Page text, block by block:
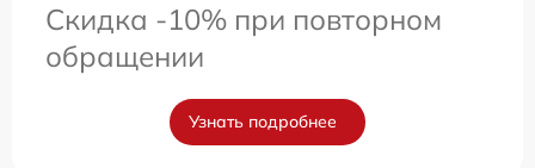
Скидка -10% при повторном
обращении
Узнать подробнее